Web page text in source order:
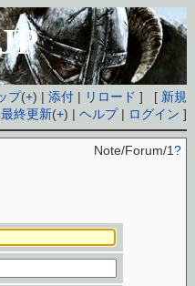
プ(+) |添付 | リロード ] [ 新規
最終更新(+) |ヘルプ| ログイン ]
Note/Forum/1?